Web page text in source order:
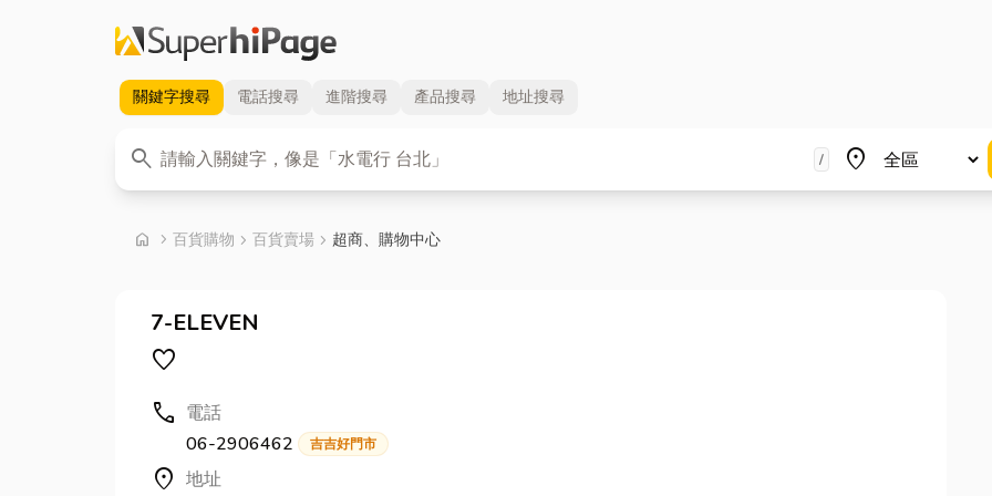
關鍵字搜尋 電話搜尋 進階搜尋 產品搜尋 地址搜尋
search
關鍵字 / place
地區
home chevron_right 首頁
百貨購物 chevron_right 百貨賣場 chevron_right 超商、購物中心
7-ELEVEN
favorite
call 電話
06-2906462
吉吉好門市
location_on 地址